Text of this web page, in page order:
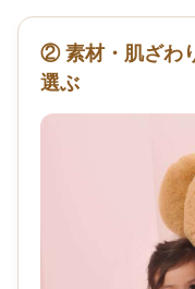
② 素材・肌ざわ
選ぶ